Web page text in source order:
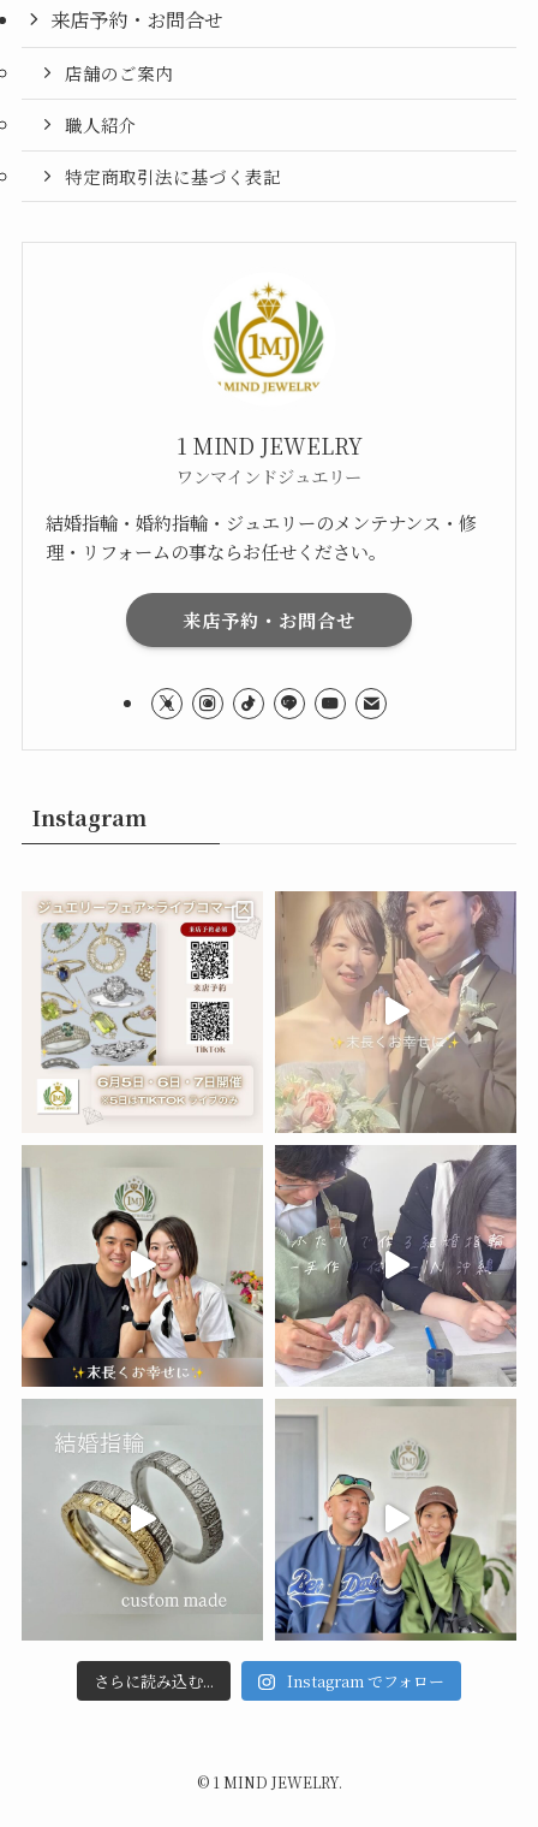
来店予約・お問合せ
店舗のご案内
職人紹介
特定商取引法に基づく表記
1 MIND JEWELRY
ワンマインドジュエリー
結婚指輪・婚約指輪・ジュエリーのメンテナンス・修
理・リフォームの事ならお任せください。
来店予約・お問合せ
Instagram
さらに読み込む... Instagram でフォロー
©1 MIND JEWELRY.